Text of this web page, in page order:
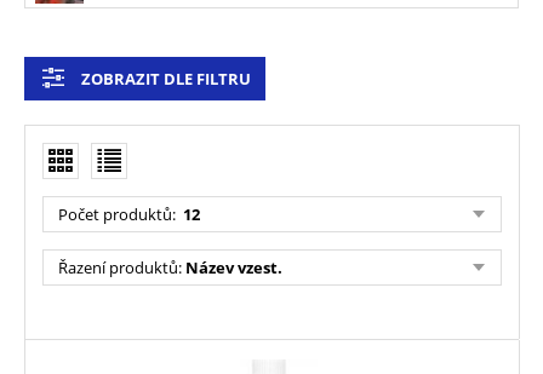
ZOBRAZIT DLE FILTRU
Počet produktů: 12
Řazení produktů: Název vzest.